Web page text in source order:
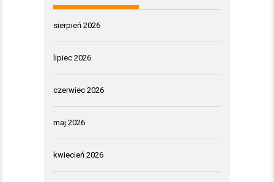
sierpień 2026
lipiec 2026
czerwiec 2026
maj 2026
kwiecień 2026